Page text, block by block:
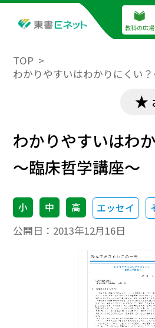
教科の広場
TOP
わかりやすいはわかりにくい
わかりやすいはわ
～臨床哲学講座～
小 中 高 エッセイ
公開日： 2013年12月16日